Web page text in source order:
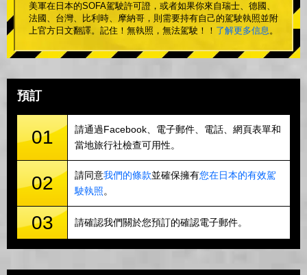
美軍在日本的SOFA駕駛許可證，或者如果你來自瑞士、德國、
法國、台灣、比利時、摩納哥，則需要持有自己的駕駛執照並附
上官方日文翻譯。記住！無執照，無法駕駛！！ 了解更多信息。
預訂
01
請通過Facebook、電子郵件、電話、網頁表單和
當地旅行社檢查可用性。
02 請同意我們的條款並確保擁有您在日本的有效駕
駛執照。
03 請確認我們關於您預訂的確認電子郵件。